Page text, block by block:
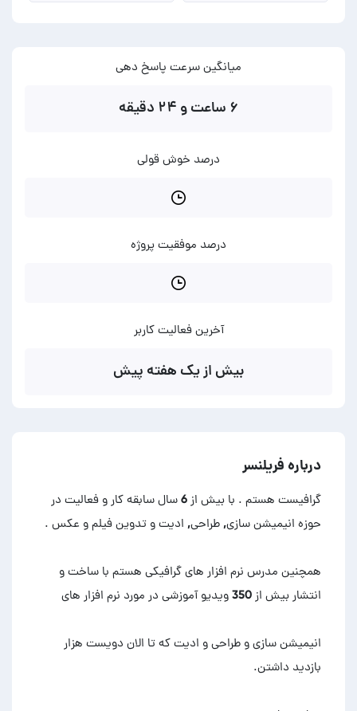
میانگین سرعت پاسخ دهی
۶ ساعت و ۲۴ دقیقه
درصد خوش قولی
درصد موفقیت پروژه
آخرین فعالیت کاربر
بیش از یک هفته پیش
درباره فریلنسر
گرافیست هستم . با بیش از 6 سال سابقه کار و فعالیت در
همچنین مدرس نرم افزار های گرافیکی هستم با ساخت و
انیمیشن سازی و طراحی و ادیت که تا الان دویست هزار